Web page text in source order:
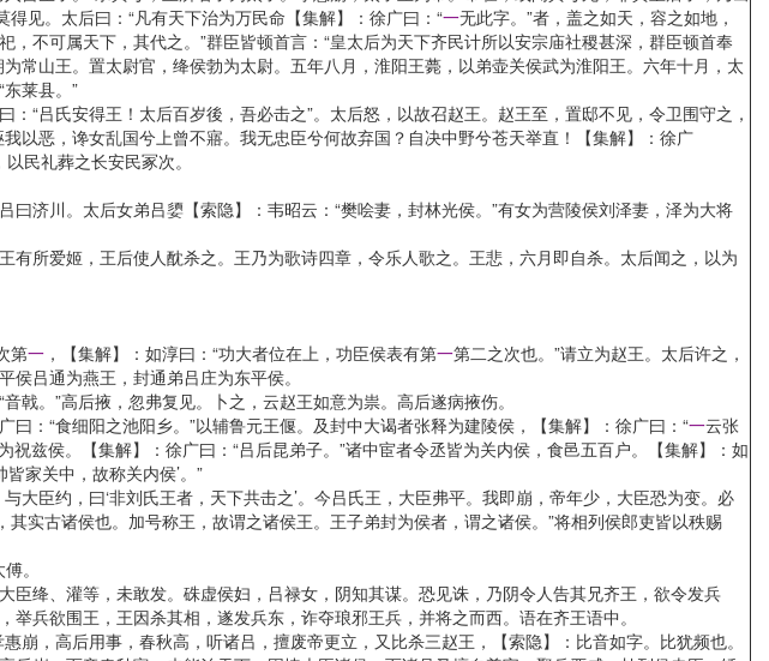
见。太后曰：“凡有天下治为万民命【集解】：徐广曰：“一无此字。”者，盖之如天，容之如地，
不可属天下，其代之。”群臣皆顿首言：“皇太后为天下齐民计所以安宗庙社稷甚深，群臣顿首奉
常山王。置太尉官，绛侯勃为太尉。五年八月，淮阳王薨，以弟壶关侯武为淮阳王。六年十月，太
莱县。”
吕氏安得王！太后百岁後，吾必击之”。太后怒，以故召赵王。赵王至，置邸不见，令卫围守之，
以恶，谗女乱国兮上曾不寤。我无忠臣兮何故弃国？自决中野兮苍天举直！【集解】：徐广
民礼葬之长安民冢次。
川。太后女弟吕嬃【索隐】：韦昭云：“樊哙妻，封林光侯。”有女为营陵侯刘泽妻，泽为大将
所爱姬，王后使人酖杀之。王乃为歌诗四章，令乐人歌之。王悲，六月即自杀。太后闻之，以为
第一 ，【集解】：如淳曰：“功大者位在上，功臣侯表有第一第二之次也。”请立为赵王。太后许之，
吕通为燕王，封通弟吕庄为东平侯。
。”高后掖，忽弗复见。卜之，云赵王如意为祟。高后遂病掖伤。
“食细阳之池阳乡。”以辅鲁元王偃。及封中大谒者张释为建陵侯，【集解】：徐广曰：“一云张
祝兹侯。【集解】：徐广曰：“吕后昆弟子。”诸中宦者令丞皆为关内侯，食邑五百户。【集解】：如
家关中，故称关内侯’。”
臣约，曰‘非刘氏王者，天下共击之’。今吕氏王，大臣弗平。我即崩，帝年少，大臣恐为变。必
实古诸侯也。加号称王，故谓之诸侯王。王子弟封为侯者，谓之诸侯。”将相列侯郎吏皆以秩赐
。
绛、灌等，未敢发。硃虚侯妇，吕禄女，阴知其谋。恐见诛，乃阴令人告其兄齐王，欲令发兵
兵欲围王，王因杀其相，遂发兵东，诈夺琅邪王兵，并将之而西。语在齐王语中。
，高后用事，春秋高，听诸吕，擅废帝更立，又比杀三赵王，【索隐】：比音如字。比犹频也。